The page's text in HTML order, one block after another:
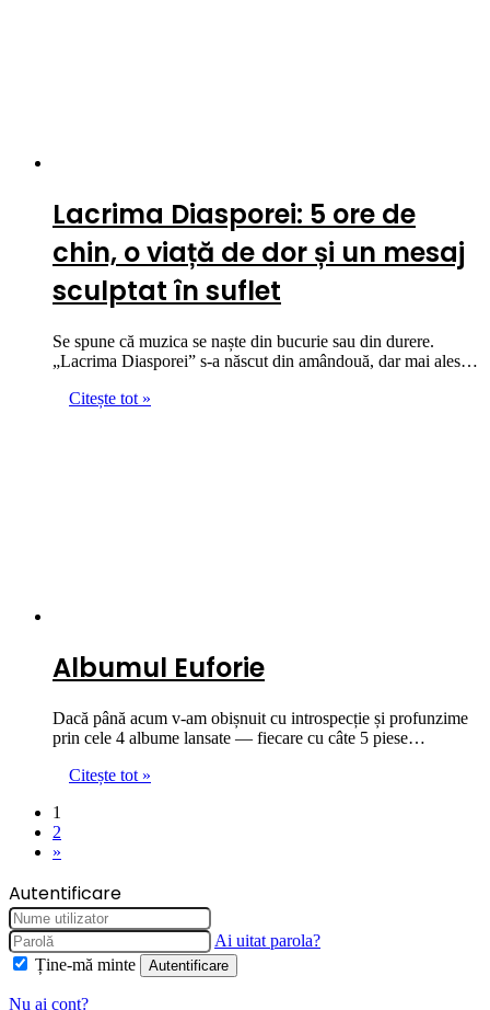
Lacrima Diasporei: 5 ore de
chin, o viață de dor și un mesaj
sculptat în suflet
Se spune că muzica se naște din bucurie sau din durere.
„Lacrima Diasporei” s-a născut din amândouă, dar mai ales…
Citește tot »
Albumul Euforie
Dacă până acum v-am obișnuit cu introspecție și profunzime
prin cele 4 albume lansate — fiecare cu câte 5 piese…
Citește tot »
1
2
»
Autentificare
Ai uitat parola?
Ține-mă minte
Autentificare
Nu ai cont?